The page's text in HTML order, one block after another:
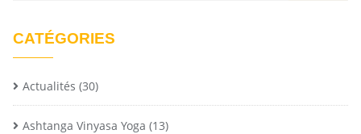
CATÉGORIES
Actualités (30)
Ashtanga Vinyasa Yoga (13)